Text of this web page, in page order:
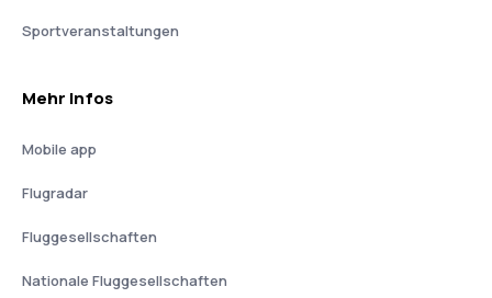
Sportveranstaltungen
Mehr Infos
Mobile app
Flugradar
Fluggesellschaften
Nationale Fluggesellschaften